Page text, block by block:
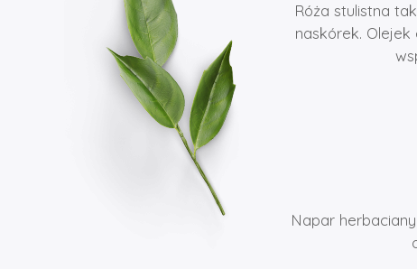
Róża stulistna
naskórek.
Napar